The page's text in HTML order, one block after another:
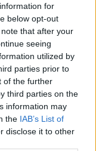
for
below opt-out
that after your
seeing
utilized by
parties prior to
of the further
third parties on the
information may
the IAB’s List of
disclose it to other
di attenzione
regole: le
attività
parallele.
mappature
legali quando
di mercato e